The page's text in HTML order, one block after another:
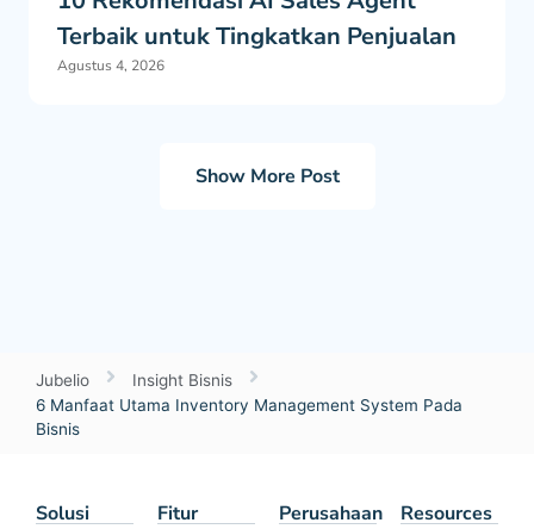
Terbaik untuk Tingkatkan Penjualan
Agustus 4, 2026
Show More Post
Jubelio
Insight Bisnis
6 Manfaat Utama Inventory Management System Pada
Bisnis
Solusi Fitur Perusahaan Resources